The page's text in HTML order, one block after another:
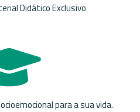
Didático Exclusivo
para a sua vida.